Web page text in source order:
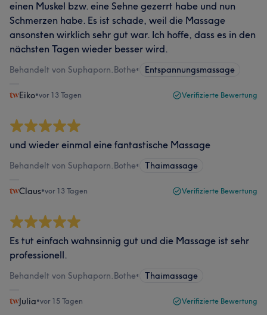
einen Muskel bzw. eine Sehne gezerrt habe und nun
Schmerzen habe. Es ist schade, weil die Massage
ansonsten wirklich sehr gut war. Ich hoffe, dass es in den
nächsten Tagen wieder besser wird.
Behandelt von Suphaporn.Bothe• Entspannungsmassage
Eiko•vor 13 Tagen Verifizierte Bewertung
und wieder einmal eine fantastische Massage
Behandelt von Suphaporn.Bothe• Thaimassage
Claus•vor 13 Tagen Verifizierte Bewertung
Es tut einfach wahnsinnig gut und die Massage ist sehr
professionell.
Behandelt von Suphaporn.Bothe• Thaimassage
Julia•vor 15 Tagen Verifizierte Bewertung